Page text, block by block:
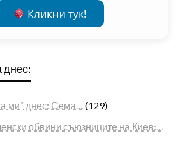
Кликни тук!
днес:
ми“ днес: Сема… (129)
обвини съюзниците на Киев:…